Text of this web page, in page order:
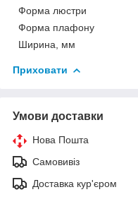
Форма люстри
Форма плафону
Ширина, мм
Приховати
Умови доставки
Нова Пошта
Самовивіз
Доставка кур'єром